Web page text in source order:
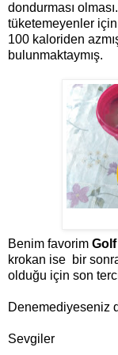
dondurması
tüketemeyenler
100 kaloriden
bulunmaktaymış.
Benim favorim
krokan ise bir
olduğu için son
Denemediyeseniz
Sevgiler